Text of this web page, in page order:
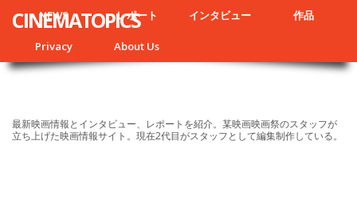
NEWS レポート インタビュー 作品
Privacy About Us
CINEMATOPICS
最新映画情報とインタビュー、レポートを紹介。某映画映画祭のスタッフが
立ち上げた映画情報サイト。現在2代目がスタッフとして編集制作している。